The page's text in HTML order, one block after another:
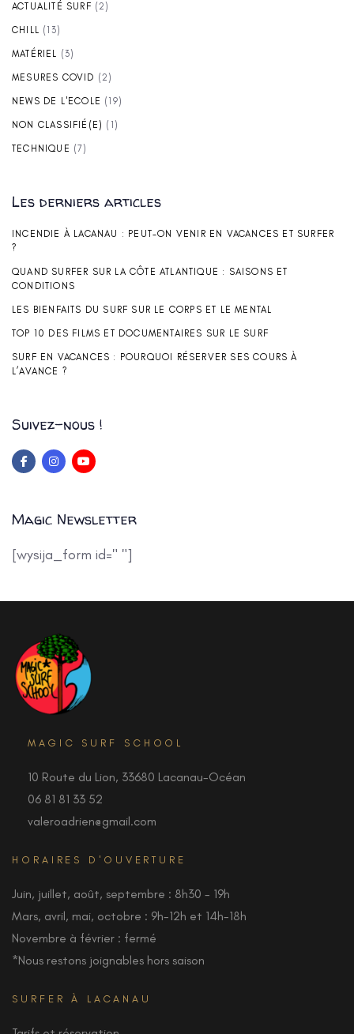
ACTUALITÉ SURF (2)
CHILL (13)
MATÉRIEL (3)
MESURES COVID (2)
NEWS DE L'ECOLE (19)
NON CLASSIFIÉ(E) (1)
TECHNIQUE (7)
Les derniers articles
INCENDIE À LACANAU : PEUT-ON VENIR EN VACANCES ET SURFER
?
QUAND SURFER SUR LA CÔTE ATLANTIQUE : SAISONS ET
CONDITIONS
LES BIENFAITS DU SURF SUR LE CORPS ET LE MENTAL
TOP 10 DES FILMS ET DOCUMENTAIRES SUR LE SURF
SURF EN VACANCES : POURQUOI RÉSERVER SES COURS À
L’AVANCE ?
Suivez-nous !
Magic Newsletter
[wysija_form id=" "]
MAGIC SURF SCHOOL
10 Route du Lion, 33680 Lacanau-Océan
06 81 81 33 52
valeroadrien@gmail.com
HORAIRES D'OUVERTURE
Juin, juillet, août, septembre : 8h30 - 19h
Mars, avril, mai, octobre : 9h-12h et 14h-18h
Novembre à février : fermé
*Nous restons joignables hors saison
SURFER À LACANAU